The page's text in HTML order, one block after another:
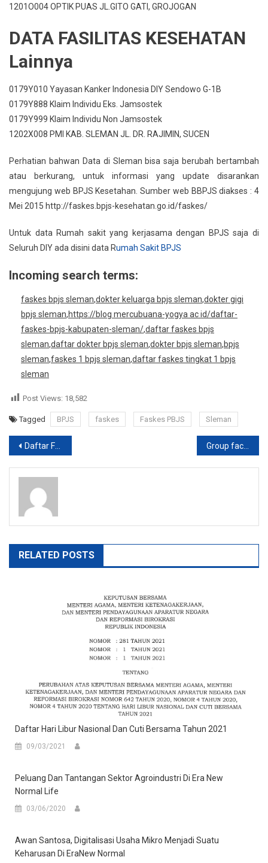
1201O004 OPTIK PUAS JL.GITO GATI, GROJOGAN
DATA FASILITAS KESEHATAN
Lainnya
0179Y010 Yayasan Kanker Indonesia DIY Sendowo G-1B
0179Y888 Klaim Individu Eks. Jamsostek
0179Y999 Klaim Individu Non Jamsostek
1202X008 PMI KAB. SLEMAN JL. DR. RAJIMIN, SUCEN
Perhatian bahwan Data di Sleman bisa saja berubah bertambah
atau berkurang, untuk informasi yang update disarankan
mengujung web BPJS Kesetahan. Sumber web BBPJS diakses : 4
Mei 2015 http://faskes.bpjs-kesehatan.go.id/faskes/
Untuk data Rumah sakit yang kerjasama dengan BPJS saja di
Seluruh DIY ada disini data Rumah Sakit BPJS
Incoming search terms:
faskes bpjs sleman,dokter keluarga bpjs sleman,dokter gigi
bpjs sleman,https://blog mercubuana-yogya ac id/daftar-
faskes-bpjs-kabupaten-sleman/,daftar faskes bpjs
sleman,daftar dokter bpjs sleman,dokter bpjs sleman,bpjs
sleman,faskes 1 bpjs sleman,daftar faskes tingkat 1 bpjs
sleman
Post Views: 18,582
Tagged BPJS faskes Faskes PBJS Sleman
Post
navigation
Daftar Faskes BPJS di Kabupaten Bantul Group facebook Mahasiswa Baru UMBY 2015
RELATED POSTS
Daftar Hari Libur Nasional Dan Cuti Bersama Tahun 2021
09/03/2021
Peluang Dan Tantangan Sektor Agroindustri Di Era New
Normal Life
03/06/2020
Awan Santosa, Digitalisasi Usaha Mikro Menjadi Suatu
Keharusan Di EraNew Normal